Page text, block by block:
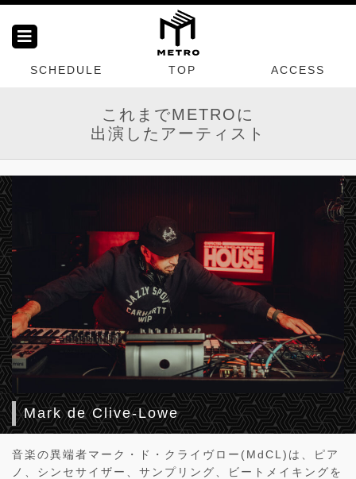
SCHEDULE TOP ACCESS
これまでMETROに
出演したアーティスト
Mark de Clive-Lowe
音楽の異端者マーク・ド・クライヴロー(MdCL)は、ピア
ノ、シンセサイザー、サンプリング、ビートメイキングを